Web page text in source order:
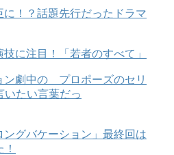
に！？話題先行だったドラマ
に注目！「若者のすべて」
ン劇中の プロポーズのセリ
いたい言葉だっ
ングバケーション」最終回は